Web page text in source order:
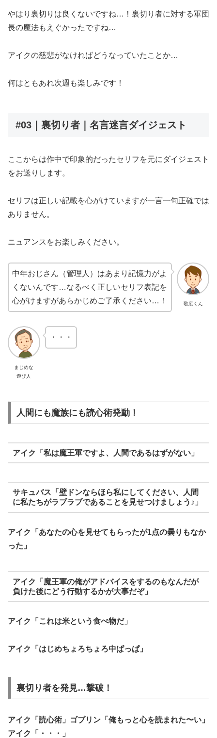
やはり裏切りは良くないですね…！裏切り者に対する軍団
長の魔法もえぐかったですね…
アイクの慈悲がなければどうなっていたことか…
何はともあれ次週も楽しみです！
#03｜裏切り者｜名言迷言ダイジェスト
ここからは作中で印象的だったセリフを元にダイジェスト
をお送りします。
セリフは正しい記載を心がけていますが一言一句正確では
ありません。
ニュアンスをお楽しみください。
歌広くん
中年おじさん（管理人）はあまり記憶力がよ
くないんです…なるべく正しいセリフ表記を
心がけますがあらかじめご了承ください…！
まじめな
遊び人
・・・
人間にも魔族にも読心術発動！
アイク「私は魔王軍ですよ、人間であるはずがない」
サキュバス「壁ドンならほら私にしてください、人間
に私たちがラブラブであることを見せつけましょう♪」
アイク「あなたの心を見せてもらったが1点の曇りもなか
った」
アイク「魔王軍の俺がアドバイスをするのもなんだが
負けた後にどう行動するかが大事だぞ」
アイク「これは米という食べ物だ」
アイク「はじめちょろちょろ中ぱっぱ」
裏切り者を発見…撃破！
アイク「読心術」ゴブリン「俺もっと心を読まれた〜い」
アイク「・・・」